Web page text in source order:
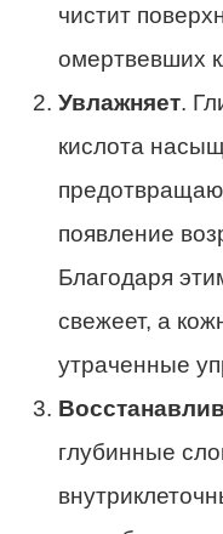
чистит
омертвевших
Увлажняет.
кислота
появление
Благодаря
свежеет, а
утраченные
глубинные